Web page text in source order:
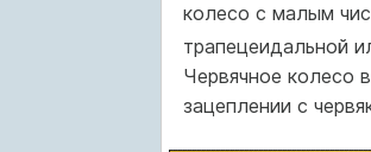
колесо с малым
трапецеидальной
Червячное колесо
зацеплении с